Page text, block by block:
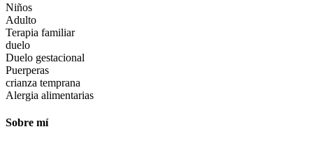
Niños
Adulto
Terapia familiar
duelo
Duelo gestacional
Puerperas
crianza temprana
Alergia alimentarias
Sobre mí